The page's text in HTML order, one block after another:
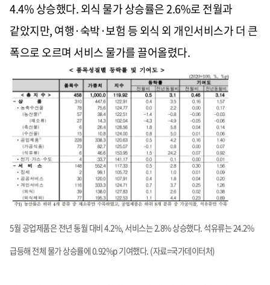
4.4% 상승했다. 외식 물가 상승률은 2.6%로 전월과
같았지만, 여행·숙박·보험 등 외식 외 개인서비스가 더 큰
폭으로 오르며 서비스 물가를 끌어올렸다.
5월 공업제품은 전년 동월 대비 4.2%, 서비스는 2.8% 상승했다. 석유류는 24.2%
급등해 전체 물가 상승률에 0.92%p 기여했다. (자료=국가데이터처)